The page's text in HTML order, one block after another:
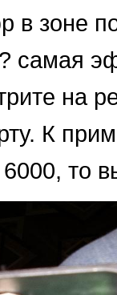
в зоне
самая
на
К
то